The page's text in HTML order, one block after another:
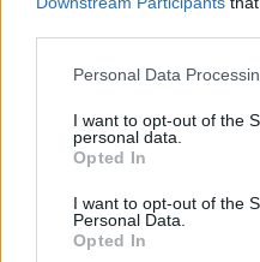
Personal Data
I want to opt-out of the
personal data.
Opted In
I want to opt-out of the
Personal Data.
Opted In
3